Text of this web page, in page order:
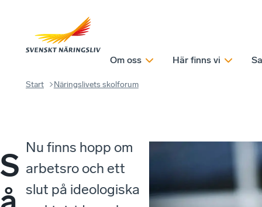
Om oss Här finns vi
Start Näringslivets skolforum
S
Nu finns hopp om
arbetsro och ett
slut på ideologiska